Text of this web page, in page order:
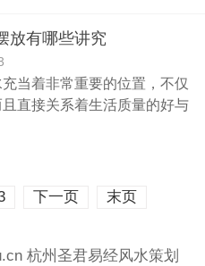
放有哪些讲究
当着非常重要的位置，不仅
直接关系着生活质量的好与
下一页 末页
杭州圣君易经风水策划